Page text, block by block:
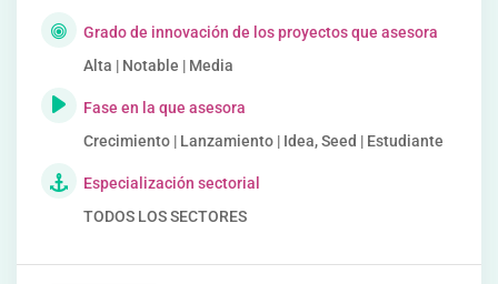
Grado de innovación de los proyectos que asesora
Alta | Notable | Media
Fase en la que asesora
Crecimiento | Lanzamiento | Idea, Seed | Estudiante
Especialización sectorial
TODOS LOS SECTORES